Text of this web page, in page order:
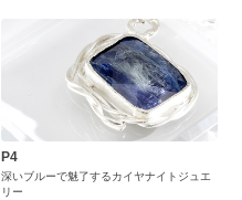
P4
深いブルーで魅了するカイヤナイトジュエ
リー